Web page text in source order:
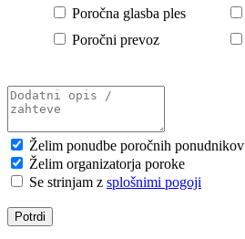
Poročna glasba ples
Poročni prevoz
Želim ponudbe poročnih ponudnikov
Želim organizatorja poroke
Se strinjam z splošnimi pogoji